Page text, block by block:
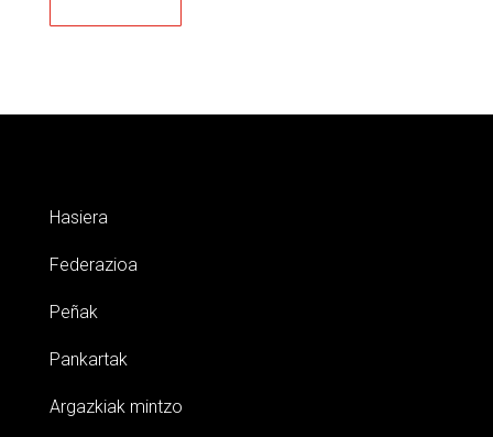
Hasiera
Federazioa
Peñak
Pankartak
Argazkiak mintzo